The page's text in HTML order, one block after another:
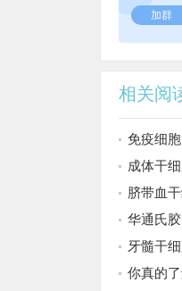
加群
相关阅
免疫细胞
成体干
脐带血
华通氏胶
牙髓干
你真的了